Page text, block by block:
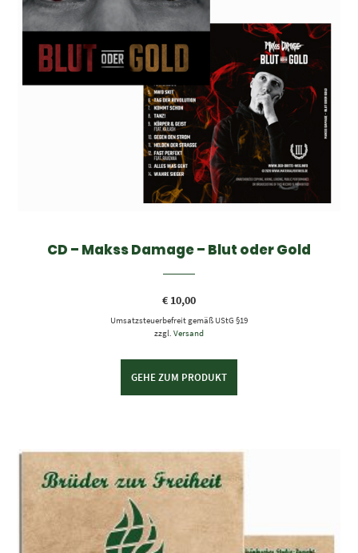
CD – Makss Damage – Blut oder Gold
€ 10,00
Umsatzsteuerbefreit gemäß UStG §19
zzgl. Versand
GEHE ZUM PRODUKT